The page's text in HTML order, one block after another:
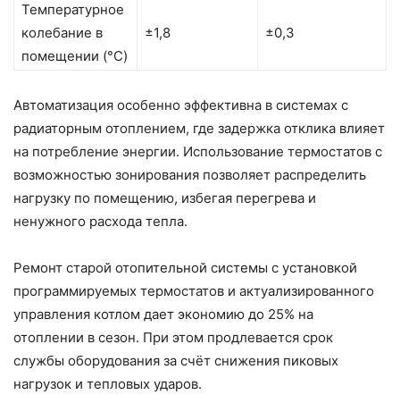
Температурное
колебание в
помещении (°C)
±1,8 ±0,3
Автоматизация особенно эффективна в системах с
радиаторным отоплением, где задержка отклика влияет
на потребление энергии. Использование термостатов с
возможностью зонирования позволяет распределить
нагрузку по помещению, избегая перегрева и
ненужного расхода тепла.
Ремонт старой отопительной системы с установкой
программируемых термостатов и актуализированного
управления котлом дает экономию до 25% на
отоплении в сезон. При этом продлевается срок
службы оборудования за счёт снижения пиковых
нагрузок и тепловых ударов.